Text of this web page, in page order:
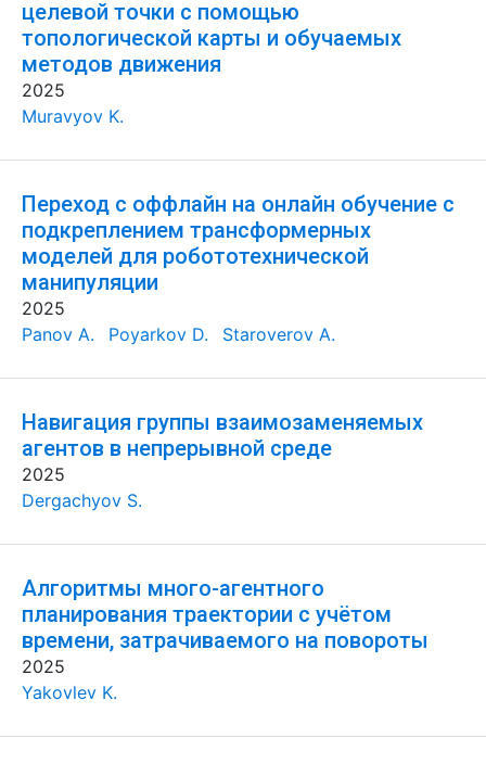
целевой точки с помощью
топологической карты и обучаемых
методов движения
2025
Muravyov K.
Переход с оффлайн на онлайн обучение с
подкреплением трансформерных
моделей для робототехнической
манипуляции
2025
Panov A.
Poyarkov D. Staroverov A.
Навигация группы взаимозаменяемых
агентов в непрерывной среде
2025
Dergachyov S.
Алгоритмы много-агентного
планирования траектории с учётом
времени, затрачиваемого на повороты
2025
Yakovlev K.